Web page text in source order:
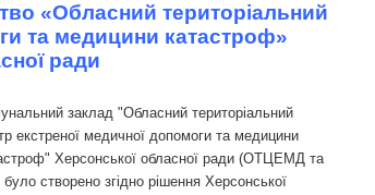
«Обласний територіальний
та медицини катастроф»
ради
заклад "Обласний територіальний
екстреної медичної допомоги та медицини
Херсонської обласної ради (ОТЦЕМД та
створено згідно рішення Херсонської